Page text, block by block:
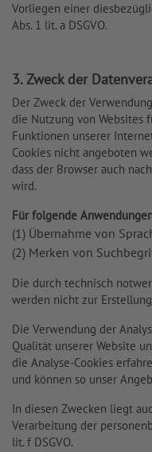
Vorliegen einer
Abs. 1 lit. a DSGVO.
3. Zweck der
Der Zweck der
die Nutzung von Websites
Funktionen unserer
Cookies nicht angeboten
dass der Browser auch
wird.
Für folgende
(1) Übernahme von
(2) Merken von
Die durch technisch
werden nicht zur
Die Verwendung der
Qualität unserer Website
die Analyse-Cookies
und können so unser
In diesen Zwecken liegt
Verarbeitung der
lit. f DSGVO.